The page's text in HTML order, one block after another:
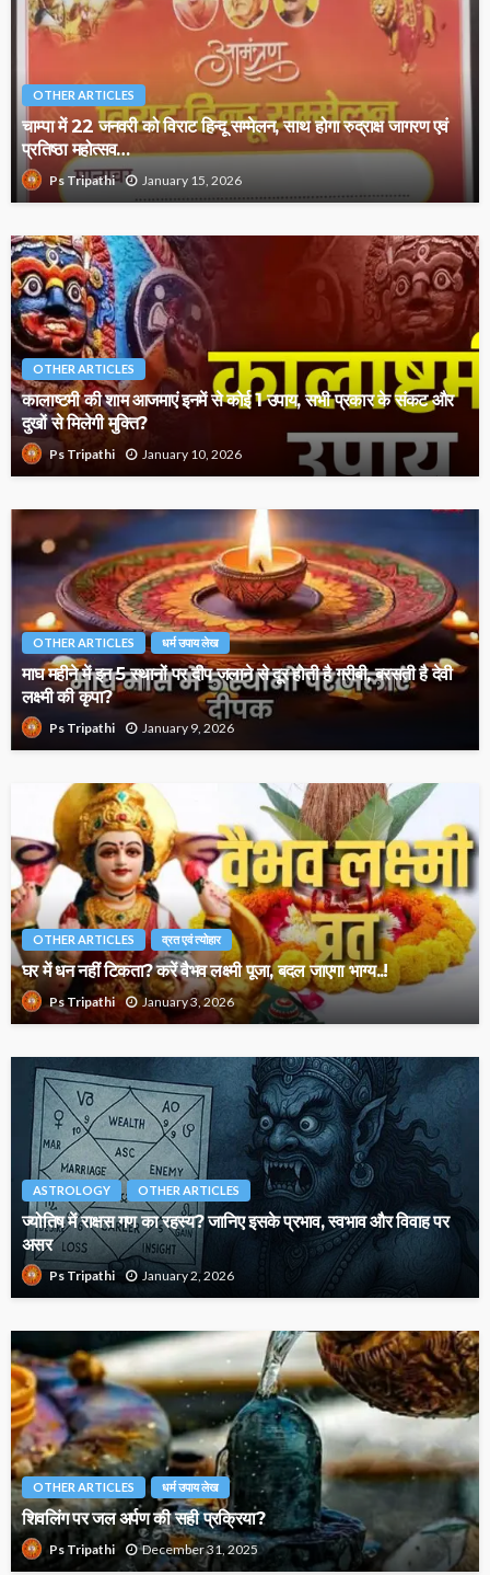
OTHER ARTICLES
चाम्पा में 22 जनवरी को विराट हिन्दू सम्मेलन, साथ होगा रुद्राक्ष जागरण एवं
प्रतिष्ठा महोत्सव…
Ps Tripathi January 15, 2026
OTHER ARTICLES
कालाष्टमी की शाम आजमाएं इनमें से कोई 1 उपाय, सभी प्रकार के संकट और
दुखों से मिलेगी मुक्ति?
Ps Tripathi January 10, 2026
OTHER ARTICLES धर्म उपाय लेख
माघ महीने में इन 5 स्थानों पर दीप जलाने से दूर होती है गरीबी, बरसती है देवी
लक्ष्मी की कृपा?
Ps Tripathi January 9, 2026
OTHER ARTICLES व्रत एवं त्योहार
घर में धन नहीं टिकता? करें वैभव लक्ष्मी पूजा, बदल जाएगा भाग्य..!
Ps Tripathi January 3, 2026
ASTROLOGY OTHER ARTICLES
ज्योतिष में राक्षस गण का रहस्य? जानिए इसके प्रभाव, स्वभाव और विवाह पर
असर
Ps Tripathi January 2, 2026
OTHER ARTICLES धर्म उपाय लेख
शिवलिंग पर जल अर्पण की सही प्रक्रिया?
Ps Tripathi December 31, 2025